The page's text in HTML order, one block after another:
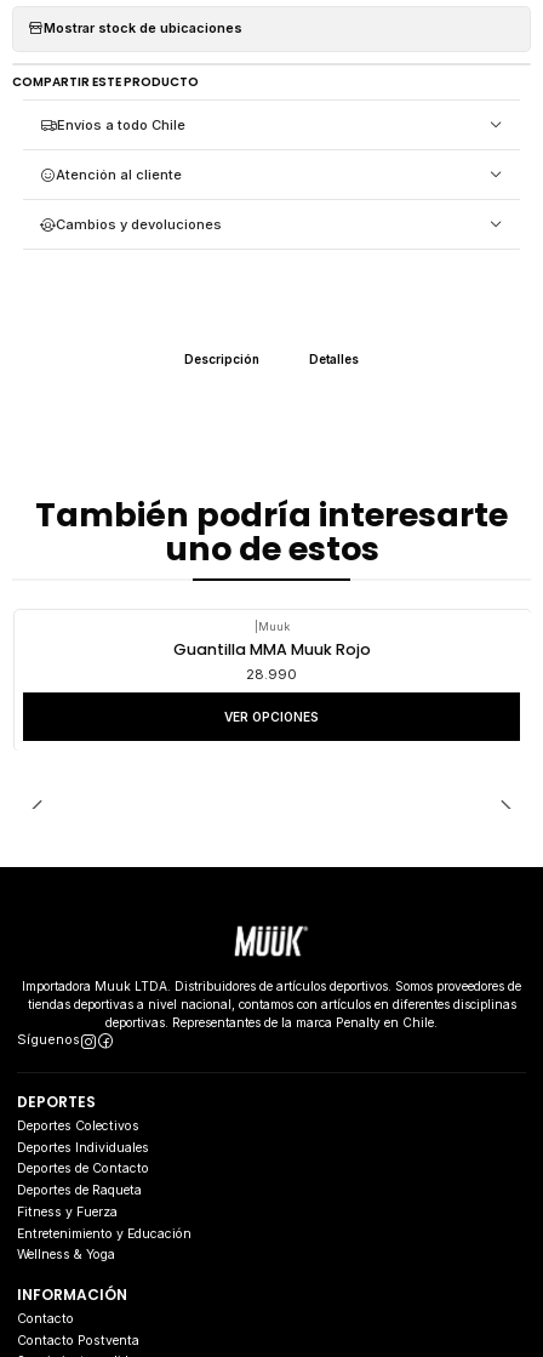
Mostrar stock de ubicaciones
COMPARTIR ESTE PRODUCTO
Envíos a todo Chile
Atención al cliente
Cambios y devoluciones
Descripción Detalles
También podría interesarte
uno de estos
Muuk
Guantilla MMA Muuk Rojo
28.990
VER OPCIONES
Importadora Muuk LTDA. Distribuidores de artículos deportivos. Somos proveedores de
tiendas deportivas a nivel nacional, contamos con artículos en diferentes disciplinas
deportivas. Representantes de la marca Penalty en Chile.
Síguenos
DEPORTES
Deportes Colectivos
Deportes Individuales
Deportes de Contacto
Deportes de Raqueta
Fitness y Fuerza
Entretenimiento y Educación
Wellness & Yoga
INFORMACIÓN
Contacto
Contacto Postventa